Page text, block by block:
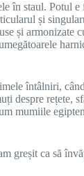
în staul. Potul
și
și armonizate
întâlniri,
despre rețete,
mumiile
greșit ca să